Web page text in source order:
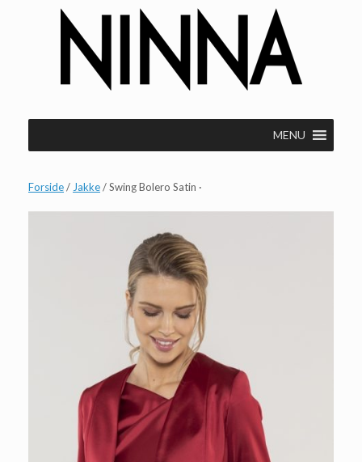
MENU
Forside/ Jakke/ Swing Bolero Satin ·